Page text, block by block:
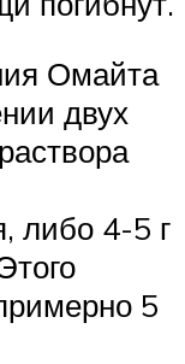
Омайта
двух
либо 4-5 г
5